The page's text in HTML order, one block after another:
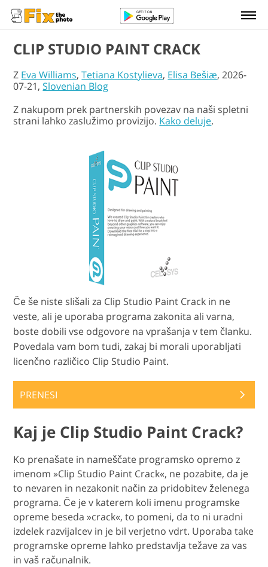
CLIP STUDIO PAINT CRACK
Z Eva Williams,Tetiana Kostylieva, Elisa Bešiæ, 2026-
07-21,Slovenian Blog
Z nakupom prek partnerskih povezav na naši spletni
strani lahko zaslužimo provizijo. Kako deluje.
Če še niste slišali za Clip Studio Paint Crack in ne
veste, ali je uporaba programa zakonita ali varna,
boste dobili vse odgovore na vprašanja v tem članku.
Povedala vam bom tudi, zakaj bi morali uporabljati
licenčno različico Clip Studio Paint.
PRENESI
Kaj je Clip Studio Paint Crack?
Ko prenašate in nameščate programsko opremo z
imenom »Clip Studio Paint Crack«, ne pozabite, da je
to nevaren in nezakonit način za pridobitev želenega
programa. Če je v katerem koli imenu programske
opreme beseda »crack«, to pomeni, da to ni uradni
izdelek razvijalcev in je bil verjetno vdrt. Uporaba take
programske opreme lahko predstavlja težave za vas
in vaš računalnik.